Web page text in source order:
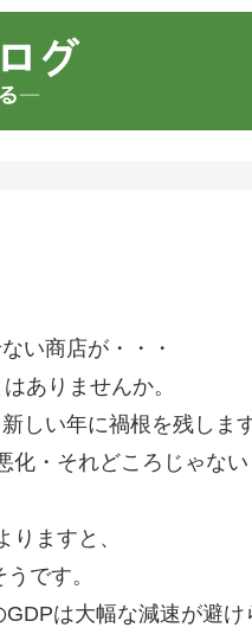
い商店が・・・
ありませんか。
しい年に禍根を残します
・それどころじゃない
ますと、
です。
は大幅な減速が避け